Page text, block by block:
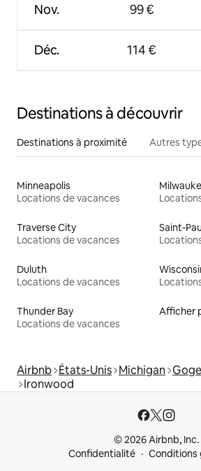
Nov.
Déc.
99 €
114 €
Destinations à découvrir
Destinations à proximité Autres
Minneapolis
Locations de vacances
Traverse City
Locations de vacances
Saint-
Duluth
Locations de vacances
Thunder Bay
Locations de vacances
Afficher
Airbnb États-Unis Michigan
Ironwood
© 2026 Airbnb, Inc.
Confidentialité
Conditions